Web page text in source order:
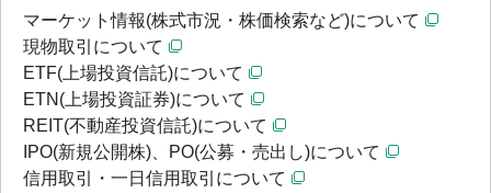
マーケット情報(株式市況・株価検索など)について
現物取引について
ETF(上場投資信託)について
ETN(上場投資証券)について
REIT(不動産投資信託)について
IPO(新規公開株)、PO(公募・売出し)について
信用取引・一日信用取引について